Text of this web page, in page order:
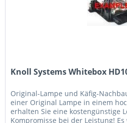
Knoll Systems Whitebox
Original-Lampe und Käfig-
einer Original Lampe in einem
erhalten Sie eine kostengünstige
Kompromisse bei der Leistung!